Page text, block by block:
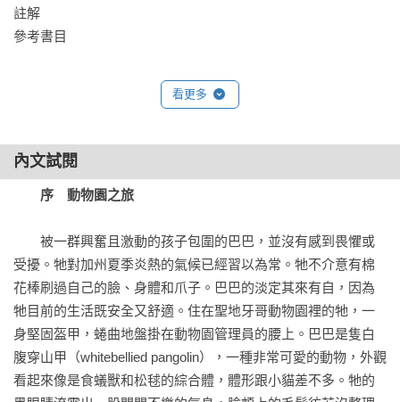
學藥劑，而是一群載著共生菌的蚊子自己；添加益生菌的抗屑
洗髮精因為效果顯著而大賣；整座建築物，乃至於整座城市都
這是一個以微生物為中心的未來，這是一本縱橫微生物學研究
新世界的大門，探索體內不可思議的宇宙，了解我們與微生物
相依為命的起源，它們如何用超乎意料的方法改變我們的身
體、形塑我們的日常生活，以及我們為了確保能與它們保持不
落入門書，不僅翻轉我們的認知，明白自己不再只是自己，還
能瘋狂想像微生物主演的未來。
▎國內外推薦
有一些學門，是假如沒有人領進門，你一定不會知道它有趣在
哪裡、為什麼會讓人深陷於那個領域而無法自拔。由細菌人陳
註解
參考書目
看更多
內文試閱
序　動物園之旅
被一群興奮且激動的孩子包圍的巴巴，並沒有感到畏懼或
受擾。牠對加州夏季炎熱的氣候已經習以為常。牠不介意有棉
花棒刷過自己的臉、身體和爪子。巴巴的淡定其來有自，因為
牠目前的生活既安全又舒適。住在聖地牙哥動物園裡的牠，一
身堅固盔甲，蜷曲地盤掛在動物園管理員的腰上。巴巴是隻白
腹穿山甲（whitebellied pangolin），一種非常可愛的動物，外觀
看起來像是食蟻獸和松毬的綜合體，體形跟小貓差不多。牠的